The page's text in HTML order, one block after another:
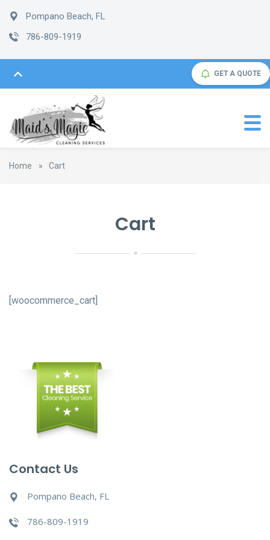
Pompano Beach, FL
786-809-1919
GET A QUOTE
Home » Cart
Cart
[woocommerce_cart]
Contact Us
Pompano Beach, FL
786-809-1919